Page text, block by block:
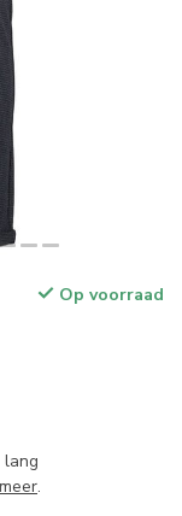
Op voorraad
lang
.